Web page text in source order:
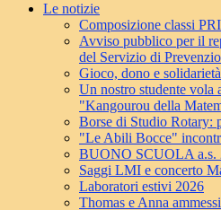
Le notizie
Composizione classi
Avviso pubblico per il
del Servizio di
Gioco, dono e solidarietà
Un nostro studente vola
"Kangourou della
Borse di Studio Rotary:
"Le Abili Bocce"
BUONO SCUOLA a.s.
Saggi LMI e concerto
Laboratori estivi 2026
Thomas e Anna